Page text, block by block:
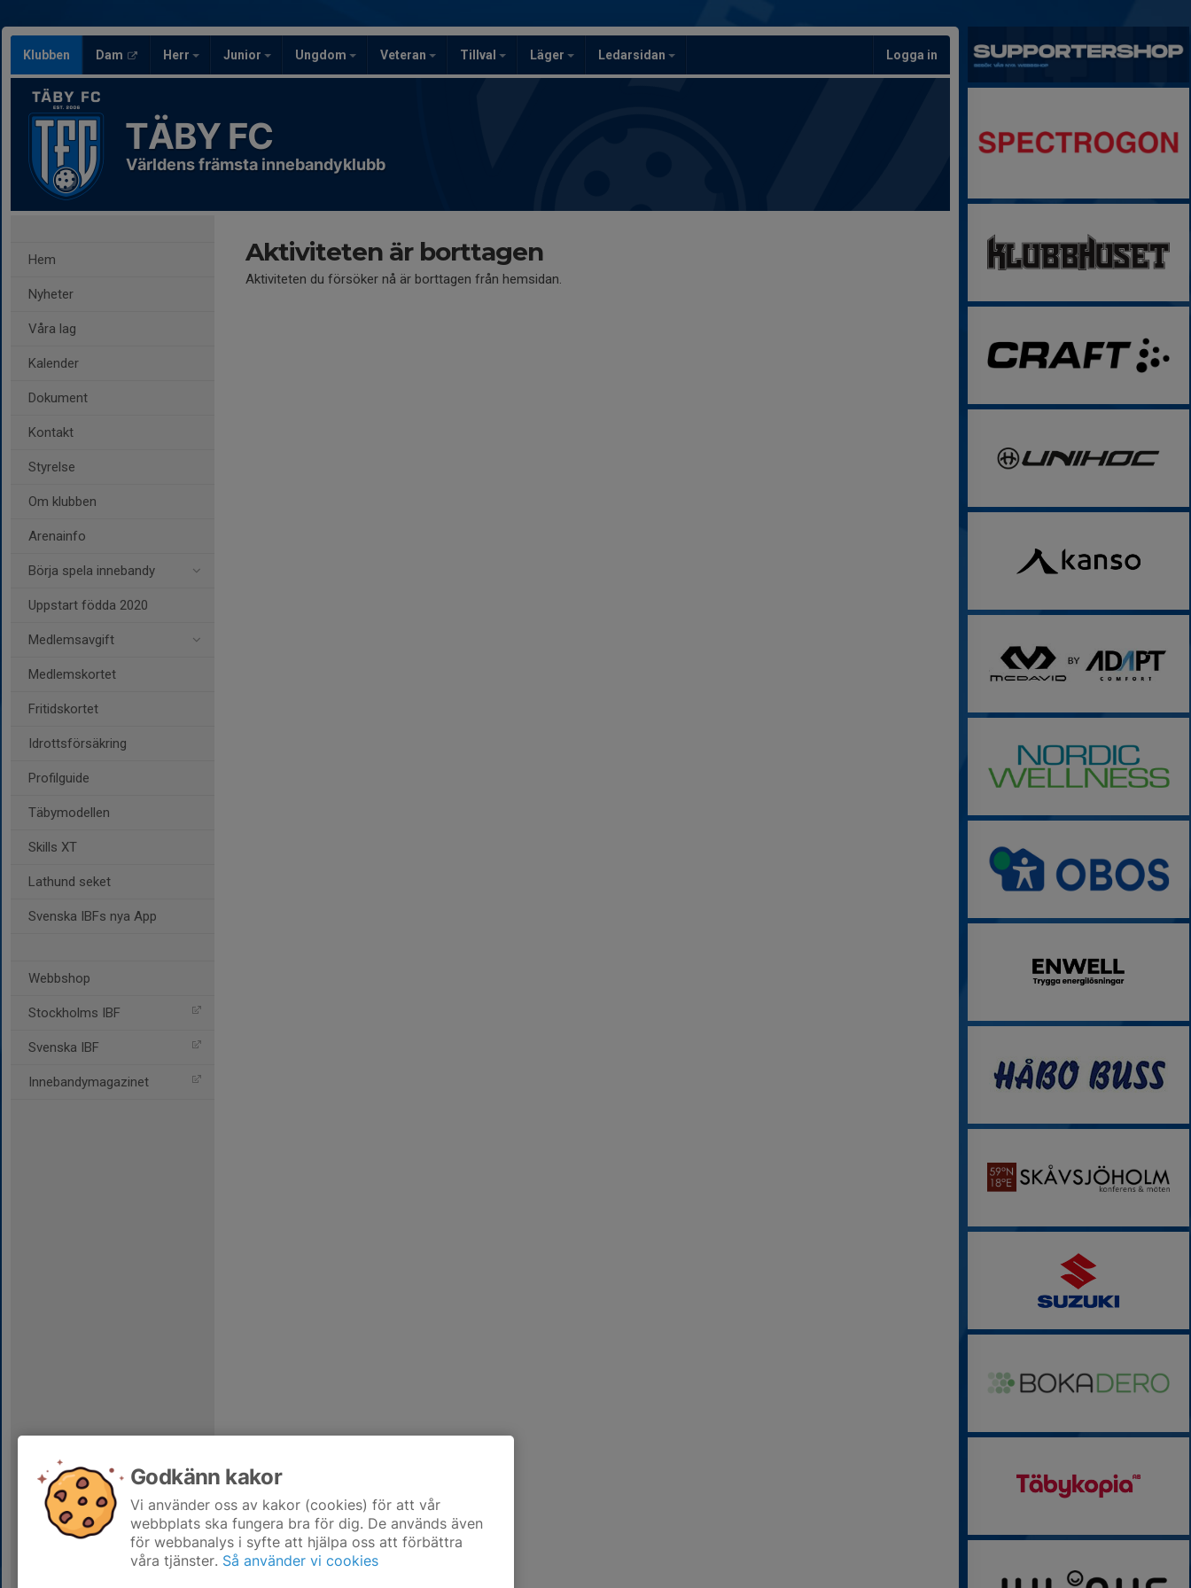
Klubben Dam Herr Junior Ungdom Veteran Tillval Läger Ledarsidan Logga in
TÄBY FC
Världens främsta innebandyklubb
Hem
Nyheter
Våra lag
Kalender
Dokument
Kontakt
Styrelse
Om klubben
Arenainfo
Börja spela innebandy
Uppstart födda 2020
Medlemsavgift
Medlemskortet
Fritidskortet
Idrottsförsäkring
Profilguide
Täbymodellen
Skills XT
Lathund seket
Svenska IBFs nya App
Webbshop
Stockholms IBF
Svenska IBF
Innebandymagazinet
Aktiviteten är borttagen
Aktiviteten du försöker nå är borttagen från hemsidan.
Godkänn kakor
Vi använder oss av kakor (cookies) för att vår
webbplats ska fungera bra för dig. De används även
för webbanalys i syfte att hjälpa oss att förbättra
våra tjänster. Så använder vi cookies